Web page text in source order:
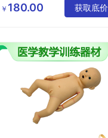
公司
￥ 180.00 获取底价